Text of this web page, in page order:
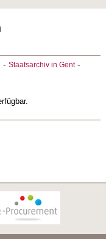
- Staatsarchiv in Gent-